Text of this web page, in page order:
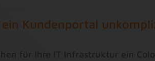
Kundenportal
für Ihre IT Infrastruktur ein